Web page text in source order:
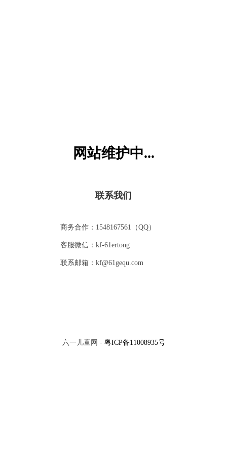
网站维护中...
联系我们
商务合作：1548167561（QQ）
客服微信：kf-61ertong
联系邮箱：kf@61gequ.com
六一儿童网 - 粤ICP备11008935号